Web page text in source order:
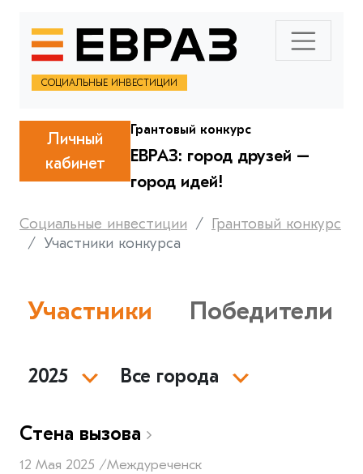
СОЦИАЛЬНЫЕ ИНВЕСТИЦИИ
Личный
кабинет
Грантовый конкурс
ЕВРАЗ: город друзей –
город идей!
Социальные инвестиции
Грантовый конкурс
Участники конкурса
Участники Победители
2025 Все города
Стена вызова
12 Мая 2025 /Междуреченск